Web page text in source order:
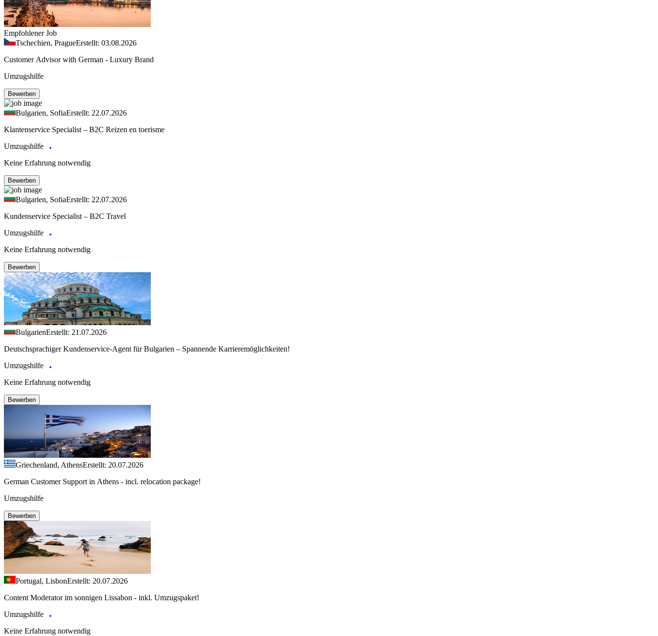
Empfohlener Job
Tschechien, PragueErstellt: 03.08.2026
Customer Advisor with German - Luxury Brand
Umzugshilfe
Bewerben
Bulgarien, SofiaErstellt: 22.07.2026
Klantenservice Specialist – B2C Reizen en toerisme
Umzugshilfe
Keine Erfahrung notwendig
Bewerben
Bulgarien, SofiaErstellt: 22.07.2026
Kundenservice Specialist – B2C Travel
Umzugshilfe
Keine Erfahrung notwendig
Bewerben
BulgarienErstellt: 21.07.2026
Deutschsprachiger Kundenservice-Agent für Bulgarien – Spannende Karrieremöglichkeiten!
Umzugshilfe
Keine Erfahrung notwendig
Bewerben
Griechenland, AthensErstellt: 20.07.2026
German Customer Support in Athens - incl. relocation package!
Umzugshilfe
Bewerben
Portugal, LisbonErstellt: 20.07.2026
Content Moderator im sonnigen Lissabon - inkl. Umzugspaket!
Umzugshilfe
Keine Erfahrung notwendig